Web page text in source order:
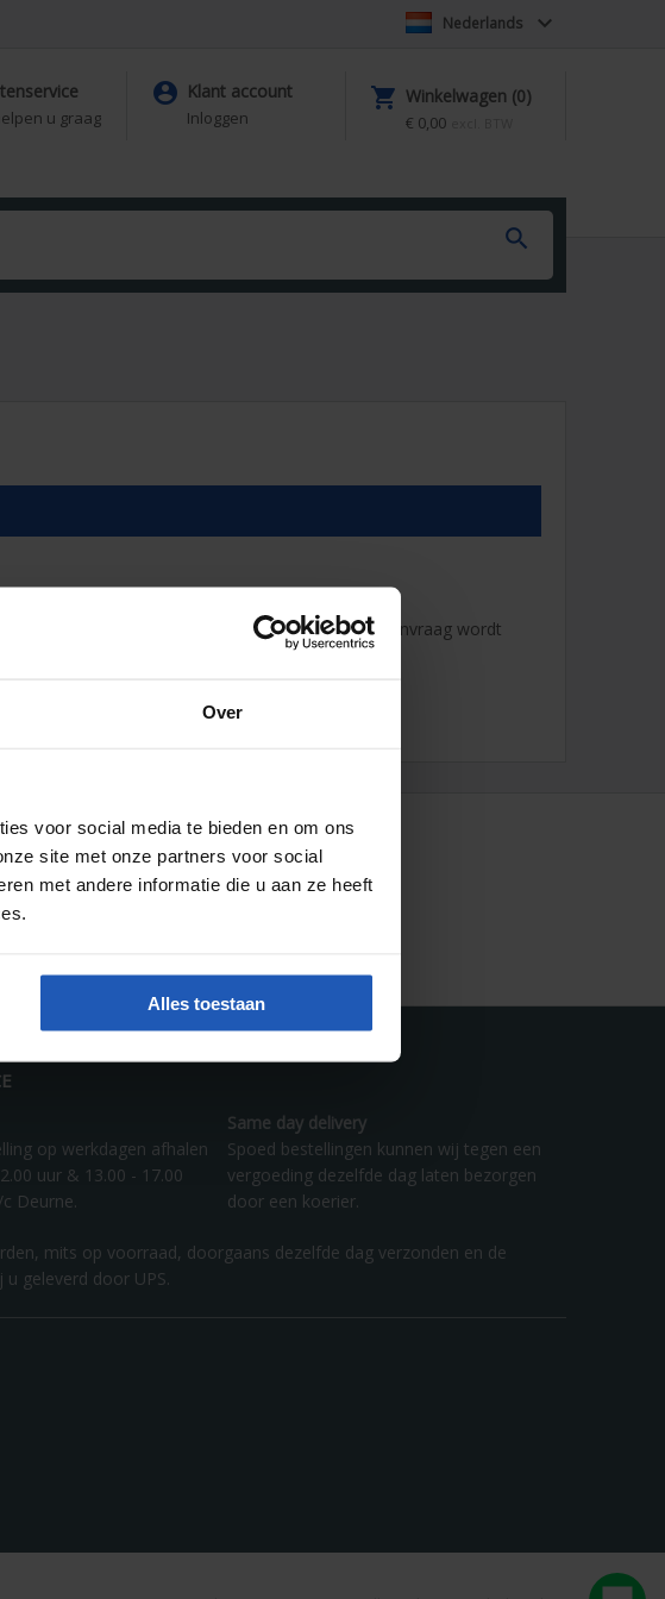
Over
voor social media te bieden en om ons
site met onze partners voor social
met andere informatie die u aan ze heeft
Alles toestaan
Nederlands 
u graag
 Klant account
Inloggen
 Winkelwagen (0)
€ 0,00

BTW nummer naar:
info@pneuparts.com. Uw aanvraag wordt
op werkdagen afhalen
uur & 13.00 - 17.00
Deurne.
Same day delivery
Spoed bestellingen kunnen wij tegen een
vergoeding dezelfde dag laten bezorgen
door een koerier.
mits op voorraad, doorgaans dezelfde dag verzonden en de
geleverd door UPS.